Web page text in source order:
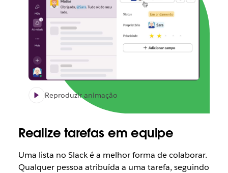
Reproduzir animação
Realize tarefas em equipe
Uma lista no Slack é a melhor forma de colaborar.
Qualquer pessoa atribuída a uma tarefa, seguindo